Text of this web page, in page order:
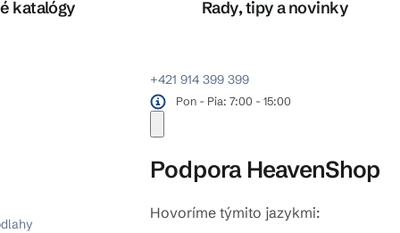
katalógy Rady, tipy a novinky
+421 914 399 399
Pon - Pia: 7:00 - 15:00
Podpora HeavenShop
Hovoríme týmito jazykmi: